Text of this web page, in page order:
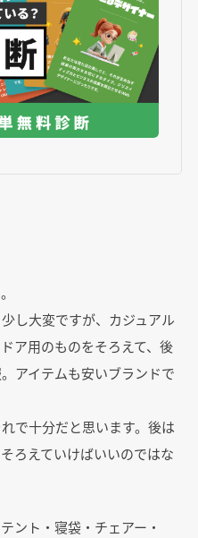
し大変ですが、カジュアル
ア用のものをそろえて、後
アイテムも安いブランドで
で十分だと思います。後は
ろえていけばいいのではな
ント・寝袋・チェアー・